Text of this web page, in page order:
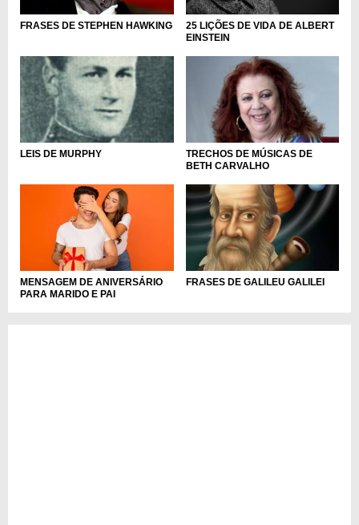
FRASES DE STEPHEN HAWKING
25 LIÇÕES DE VIDA DE ALBERT
EINSTEIN
LEIS DE MURPHY
TRECHOS DE MÚSICAS DE
BETH CARVALHO
MENSAGEM DE ANIVERSÁRIO
PARA MARIDO E PAI
FRASES DE GALILEU GALILEI